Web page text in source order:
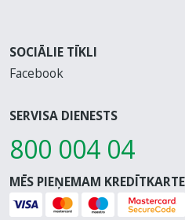
SOCIĀLIE TĪKLI
Facebook
SERVISA DIENESTS
800 004 04
MĒS PIEŅEMAM